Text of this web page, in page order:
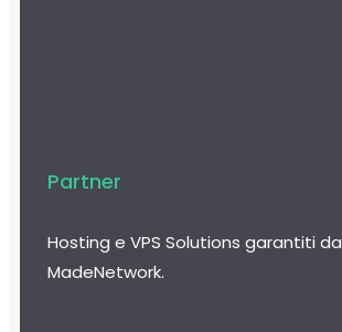
Partner
Hosting e VPS Solutions garantiti da
MadeNetwork.